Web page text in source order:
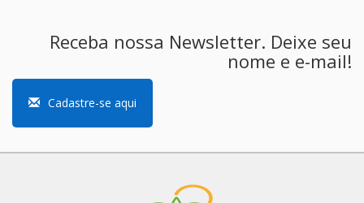
Receba nossa Newsletter. Deixe seu
nome e e-mail!
Cadastre-se aqui